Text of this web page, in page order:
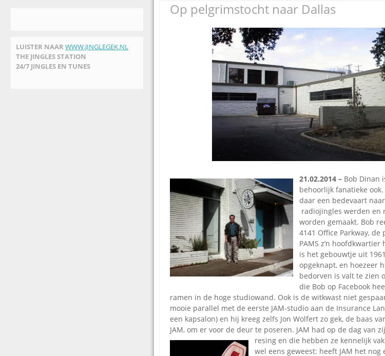
Jingledemo’s
tags
Dallas jingle
De Tourtune
Ferry Maat 65
Ferry Maat
Jingle Awards
Jingle NIEUW
Stoomfluit
Vaak
jinglecassette
LUISTER NAAR WWW.JINGLEGEK.NL
THE JINGLES STATION
24/7 JINGLES EN TUNES
Op pelgrimstocht naar Dallas
21.02.2014 – Bob Dinan
behoorlijk fanatieke
daar een bedevaart
radiojingles werden en
worden gemaakt. Bob
4141 Office Parkway, de
PAMS z’n hoofdkwartier
is het gebouwtje uit
opgeknapt, en hoezeer
bedorven is valt te zien
die Bob op Facebook
ramen in de hoge studiowand. Ook is de witkwast niet
mooie parallel met de eerste JAM-studio aan de Insurance
een kapsalon) en hij kreeg zelfs Jon Wolfert zo gek, de baas
JAM, om er voor de deur te poseren. JAM had op de dag van
resing en die hebben ze kennelijk
wel eens geweest: heeft JAM het